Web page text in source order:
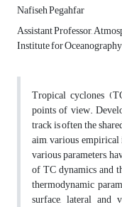
Nafiseh Pegahfar
Assistant Professor,
Institute for
Tropical cyclones
points of view.
track is often the
aim, various
various parameters,
of TC dynamics and
thermodynamic
surface, lateral and